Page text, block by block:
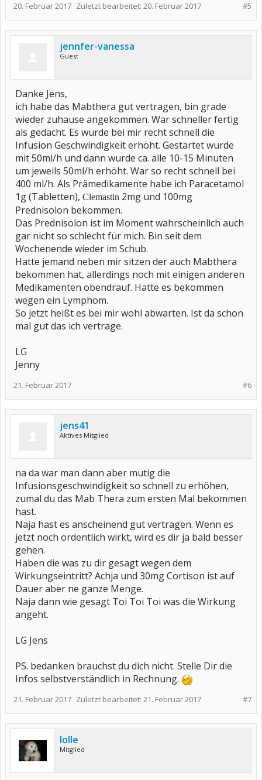
#5
20. Februar 2017 Zuletzt bearbeitet: 20. Februar 2017
jennfer-vanessa
Guest
Danke Jens,
ich habe das Mabthera gut vertragen, bin grade
wieder zuhause angekommen. War schneller fertig
als gedacht. Es wurde bei mir recht schnell die
Infusion Geschwindigkeit erhöht. Gestartet wurde
mit 50ml/h und dann wurde ca. alle 10-15 Minuten
um jeweils 50ml/h erhöht. War so recht schnell bei
400 ml/h. Als Prämedikamente habe ich Paracetamol
1g (Tabletten), Clemastin 2mg und 100mg
Prednisolon bekommen.
Das Prednisolon ist im Moment wahrscheinlich auch
gar nicht so schlecht für mich. Bin seit dem
Wochenende wieder im Schub.
Hatte jemand neben mir sitzen der auch Mabthera
bekommen hat, allerdings noch mit einigen anderen
Medikamenten obendrauf. Hatte es bekommen
wegen ein Lymphom.
So jetzt heißt es bei mir wohl abwarten. Ist da schon
mal gut das ich vertrage.
LG
Jenny
#6
21. Februar 2017
jens41
Aktives Mitglied
na da war man dann aber mutig die
Infusionsgeschwindigkeit so schnell zu erhöhen,
zumal du das Mab Thera zum ersten Mal bekommen
hast.
Naja hast es anscheinend gut vertragen. Wenn es
jetzt noch ordentlich wirkt, wird es dir ja bald besser
gehen.
Haben die was zu dir gesagt wegen dem
Wirkungseintritt? Achja und 30mg Cortison ist auf
Dauer aber ne ganze Menge.
Naja dann wie gesagt Toi Toi Toi was die Wirkung
angeht.
LG Jens
PS. bedanken brauchst du dich nicht. Stelle Dir die
Infos selbstverständlich in Rechnung.
#7
21. Februar 2017 Zuletzt bearbeitet: 21. Februar 2017
lolle
Mitglied